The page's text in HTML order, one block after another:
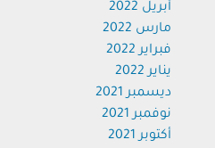
أبريل 2022
مارس 2022
فبراير 2022
يناير 2022
ديسمبر 2021
نوفمبر 2021
أكتوبر 2021